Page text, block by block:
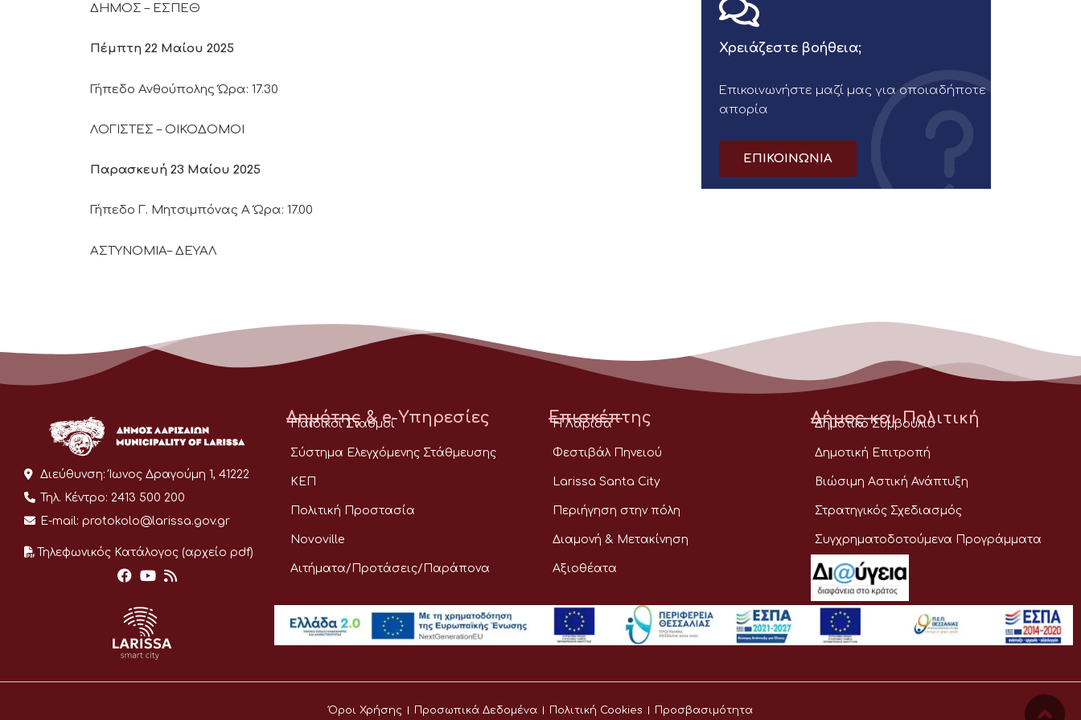
ΔΗΜΟΣ – ΕΣΠΕΘ
Πέμπτη 22 Μαίου 2025
Γήπεδο Ανθούπολης Ώρα: 17.30
ΛΟΓΙΣΤΕΣ – ΟΙΚΟΔΟΜΟΙ
Παρασκευή 23 Μαίου 2025
Γήπεδο Γ. Μητσιμπόνας Α Ώρα: 17.00
ΑΣΤΥΝΟΜΙΑ– ΔΕΥΑΛ
Χρειάζεστε βοήθεια;
Επικοινωνήστε μαζί μας για οποιαδήποτε
απορία
ΕΠΙΚΟΙΝΩΝΙΑ
Διεύθυνση: Ίωνος Δραγούμη 1, 41222
Τηλ. Κέντρο: 2413 500 200
E-mail: protokolo@larissa.gov.gr
Τηλεφωνικός Κατάλογος (αρχείο pdf)
Δημότης & e-Υπηρεσίες
Παιδικοί Σταθμοί
Σύστημα Ελεγχόμενης Στάθμευσης
ΚΕΠ
Πολιτική Προστασία
Novoville
Αιτήματα/Προτάσεις/Παράπονα
Επισκέπτης
Η Λάρισα
Φεστιβάλ Πηνειού
Larissa Santa City
Περιήγηση στην πόλη
Διαμονή & Μετακίνηση
Αξιοθέατα
Δήμος και Πολιτική
Δημοτικό Συμβούλιο
Δημοτική Επιτροπή
Βιώσιμη Αστική Ανάπτυξη
Στρατηγικός Σχεδιασμός
Συγχρηματοδοτούμενα Προγράμματα
Όροι Χρήσης Προσωπικά Δεδομένα Πολιτική Cookies Προσβασιμότητα